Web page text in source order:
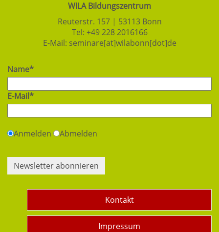
WILA Bildungszentrum
Reuterstr. 157 | 53113 Bonn
Tel: +49 228 2016166
E-Mail: seminare[at]wilabonn[dot]de
Name*
E-Mail*
Anmelden Abmelden
Newsletter abonnieren
Kontakt
Impressum